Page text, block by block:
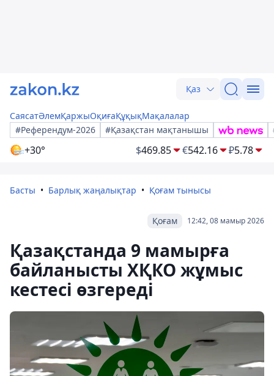
Қаз
СаясатӘлемҚаржыОқиғаҚұқықМақалалар
#Референдум-2026
#Қазақстан мақтанышы
+30° $469.85 €542.16 ₽5.78
Басты Барлық жаңалықтар Қоғам тынысы
12:42, 08 мамыр 2026
Қоғам
Қазақстанда 9 мамырға
байланысты ХҚКО жұмыс
кестесі өзгереді